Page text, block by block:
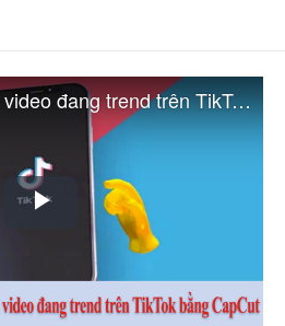
Play
Video
Hướng dẫn làm các video đang trend trên TikTok bằng CapCut